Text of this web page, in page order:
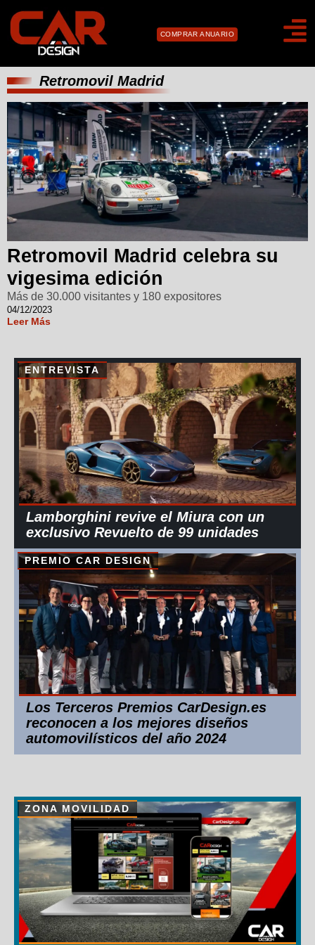
COMPRAR ANUARIO
Retromovil Madrid
Retromovil Madrid celebra su
vigesima edición
Más de 30.000 visitantes y 180 expositores
04/12/2023
Leer Más
ENTREVISTA
Lamborghini revive el Miura con un
exclusivo Revuelto de 99 unidades
PREMIO CAR DESIGN
Los Terceros Premios CarDesign.es
reconocen a los mejores diseños
automovilísticos del año 2024
ZONA MOVILIDAD